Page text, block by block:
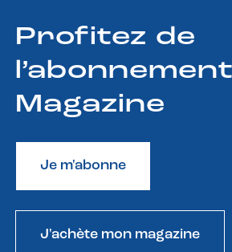
Profitez de
Magazine
Je m'abonne
J'achète mon magazine